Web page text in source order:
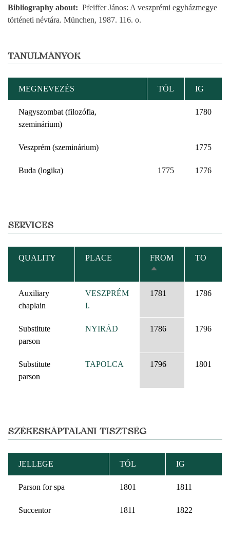
Bibliography about
Pfeiffer János: A veszprémi egyházmegye
történeti névtára. München, 1987. 116. o.
TANULMÁNYOK
MEGNEVEZÉS TÓL IG
Nagyszombat (filozófia,
szeminárium)
1780
Veszprém (szeminárium) 1775
Buda (logika) 1775 1776
SERVICES
QUALITY PLACE
FROM
SORT
DESCENDING
TO
Auxiliary
chaplain
VESZPRÉM
I.
1781 1786
Substitute
parson
NYIRÁD 1786 1796
Substitute
parson
TAPOLCA 1796 1801
SZÉKESKÁPTALANI TISZTSÉG
JELLEGE TÓL IG
Parson for spa 1801 1811
Succentor 1811 1822